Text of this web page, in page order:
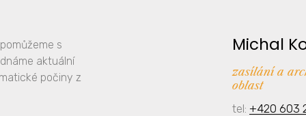
s
aktuální
počiny z
Michal
zasílání a
oblast
tel: +420 603